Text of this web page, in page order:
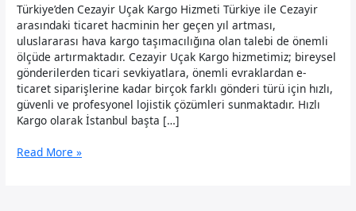
Türkiye’den Cezayir Uçak Kargo Hizmeti Türkiye ile Cezayir
arasındaki ticaret hacminin her geçen yıl artması,
uluslararası hava kargo taşımacılığına olan talebi de önemli
ölçüde artırmaktadır. Cezayir Uçak Kargo hizmetimiz; bireysel
gönderilerden ticari sevkiyatlara, önemli evraklardan e-
ticaret siparişlerine kadar birçok farklı gönderi türü için hızlı,
güvenli ve profesyonel lojistik çözümleri sunmaktadır. Hızlı
Kargo olarak İstanbul başta […]
Cezayir
Read More »